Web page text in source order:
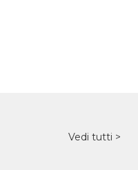
Vedi tutti